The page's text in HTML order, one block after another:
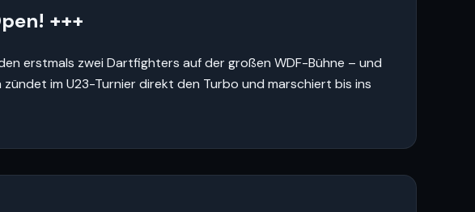
+++
erstmals zwei Dartfighters auf der großen WDF-Bühne – und
im U23-Turnier direkt den Turbo und marschiert bis ins